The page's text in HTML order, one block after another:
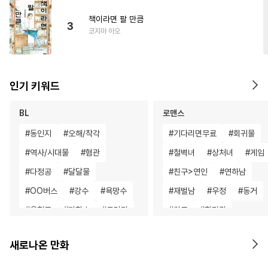
3
책이라면 팔 만큼
코지마 아오
인기 키워드
BL
#동인지 #오해/착각
#역사/시대물 #혐관
#다정공 #달달물
#OO버스 #강수 #욕망수
#음험공 #까칠수 #드라마
#모럴리스
로맨스
#기다리면무료 #회귀물
#철벽녀 #상처녀 #게임
#친구>연인 #연하남
#재벌남 #우정 #동거
#친구 #할리퀸
역사/시대물
새로나온 만화